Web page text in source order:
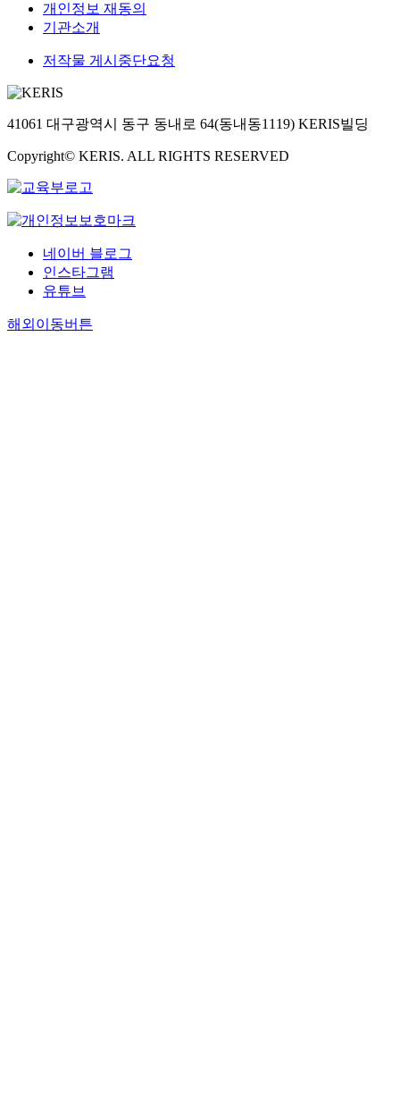
개인정보 재동의
기관소개
저작물 게시중단요청
41061 대구광역시 동구 동내로 64(동내동1119) KERIS빌딩
Copyright© KERIS. ALL RIGHTS RESERVED
네이버 블로그
인스타그램
유튜브
해외이동버튼